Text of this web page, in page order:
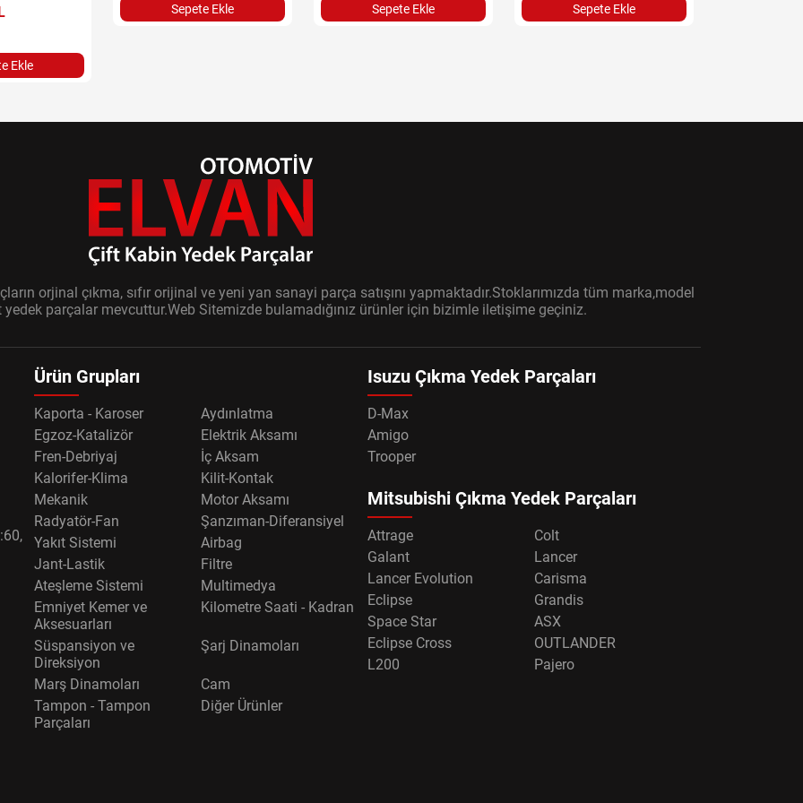
Ekle
Sepete Ekle Sepete Ekle Sepete Ekle
orjinal çıkma, sıfır orijinal ve yeni yan sanayi parça satışını yapmaktadır.Stoklarımızda tüm marka,model
parçalar mevcuttur.Web Sitemizde bulamadığınız ürünler için bizimle iletişime geçiniz.
Ürün Grupları
Kaporta - Karoser
Aydınlatma
Egzoz-Katalizör
Elektrik Aksamı
Fren-Debriyaj
İç Aksam
Kalorifer-Klima
Kilit-Kontak
Mekanik
Motor Aksamı
Radyatör-Fan
Şanzıman-Diferansiyel
Yakıt Sistemi
Airbag
Jant-Lastik
Filtre
Ateşleme Sistemi
Multimedya
Emniyet Kemer ve
Aksesuarları
Kilometre Saati - Kadran
Süspansiyon ve
Direksiyon
Şarj Dinamoları
Marş Dinamoları
Cam
Tampon - Tampon
Parçaları
Diğer Ürünler
Isuzu Çıkma Yedek Parçaları
D-Max
Amigo
Trooper
Mitsubishi Çıkma Yedek Parçaları
Attrage
Colt
Galant
Lancer
Lancer Evolution
Carisma
Eclipse
Grandis
Space Star
ASX
Eclipse Cross
OUTLANDER
L200
Pajero